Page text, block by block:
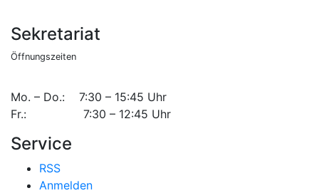
Sekretariat
Öffnungszeiten
Mo. – Do.: 7:30 – 15:45 Uhr
Fr.: 7:30 – 12:45 Uhr
Service
RSS
Anmelden